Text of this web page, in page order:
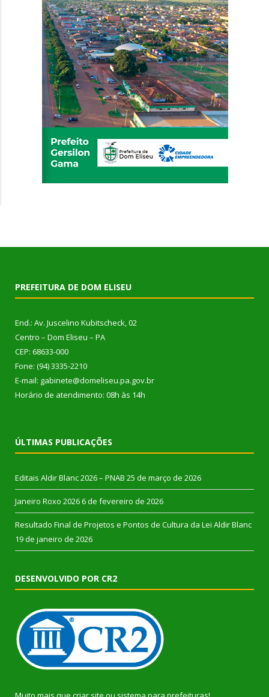
PREFEITURA DE DOM ELISEU
End.: Av. Juscelino Kubitscheck, 02
Centro – Dom Eliseu – PA
CEP: 68633-000
Fone: (94) 3335-2210
E-mail: gabinete@domeliseu.pa.gov.br
Horário de atendimento: 08h às 14h
ÚLTIMAS PUBLICAÇÕES
Editais Aldir Blanc 2026 – PNAB 25 de março de 2026
Janeiro Roxo 2026 6 de fevereiro de 2026
Resultado Final de Projetos e Pontos de Cultura da Lei Aldir Blanc
19 de janeiro de 2026
DESENVOLVIDO POR CR2